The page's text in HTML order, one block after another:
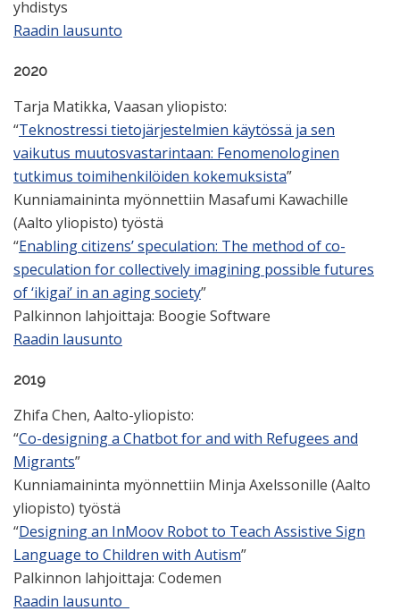
yhdistys
Raadin lausunto
2020
Tarja Matikka, Vaasan yliopisto:
“Teknostressi tietojärjestelmien käytössä ja sen
vaikutus muutosvastarintaan: Fenomenologinen
tutkimus toimihenkilöiden kokemuksista”
Kunniamaininta myönnettiin Masafumi Kawachille
(Aalto yliopisto) työstä
“Enabling citizens’ speculation: The method of co-
speculation for collectively imagining possible futures
of ‘ikigai’ in an aging society”
Palkinnon lahjoittaja: Boogie Software
Raadin lausunto
2019
Zhifa Chen, Aalto-yliopisto:
“Co-designing a Chatbot for and with Refugees and
Migrants”
Kunniamaininta myönnettiin Minja Axelssonille (Aalto
yliopisto) työstä
“Designing an InMoov Robot to Teach Assistive Sign
Language to Children with Autism”
Palkinnon lahjoittaja: Codemen
Raadin lausunto